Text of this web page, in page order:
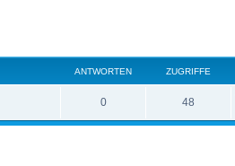
ANTWORTEN ZUGRIFFE
0 48